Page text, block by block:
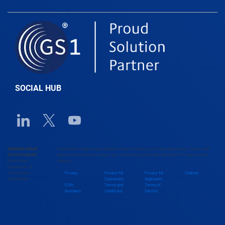
Belgium
Belize
Bolivia
SOCIAL HUB
Linkedin URL link
Twitter URL linkYoutube URL link
MARKEM-IMAJE
DOVER EUROPE
Chemin des
Coquelicots 16
1214 Vernier
Switzerland
The Markem-Imaje Group (“Markem-Imaje”) respects your individual privacy. Please read
below to check how we collect, use, and share personal data obtained from users on this
website.
Privacy
Privacy for
Customers
Privacy for
Applicants
Cookies
EORI
Numbers
Terms and
Conditions
Terms of
Service